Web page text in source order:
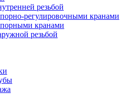
резьбой
регулировочными кранами
кранами
резьбой